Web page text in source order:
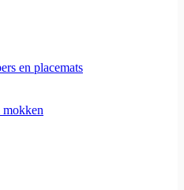
en placemats